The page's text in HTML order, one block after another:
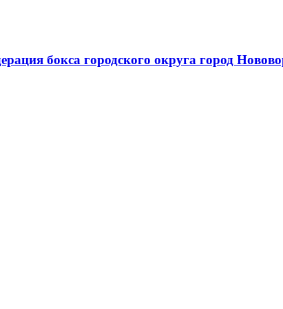
бокса городского округа город